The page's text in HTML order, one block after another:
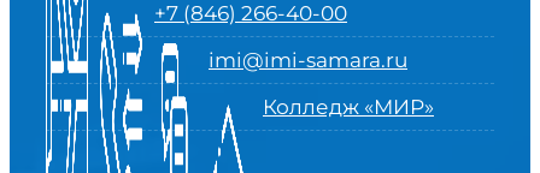
+7 (846) 266-40-00
imi@imi-samara.ru
Колледж «МИР»